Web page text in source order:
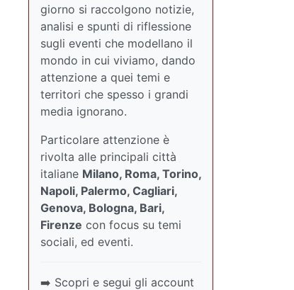
giorno si raccolgono notizie,
analisi e spunti di riflessione
sugli eventi che modellano il
mondo in cui viviamo, dando
attenzione a quei temi e
territori che spesso i grandi
media ignorano.
Particolare attenzione è
rivolta alle principali città
italiane Milano, Roma, Torino,
Napoli, Palermo, Cagliari,
Genova, Bologna, Bari,
Firenze con focus su temi
sociali, ed eventi.
➡️ Scopri e segui gli account